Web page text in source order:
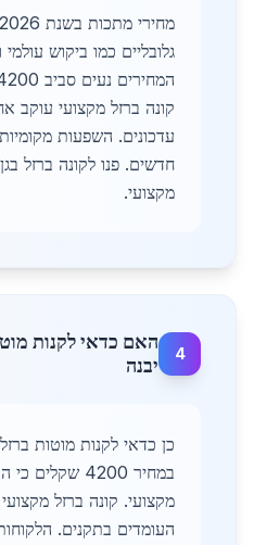
גלובליים כמו ביקוש עולמי
קונה ברזל מקצועי עוקב
עדכונים. השפעות
חדשים. פנו לקונה ברזל
מקצועי.
4
האם כדאי לקנות
יבנה
כן כדאי לקנות מוטות
במחיר 4200
מקצועי. קונה ברזל
העומדים בתקנים.